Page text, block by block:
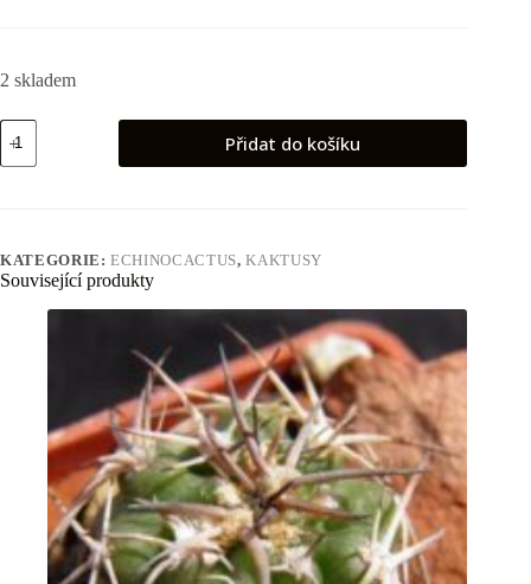
2 skladem
Echinocactus
platyacanthus
množství
Přidat do košíku
KATEGORIE:ECHINOCACTUS,KAKTUSY
Související produkty